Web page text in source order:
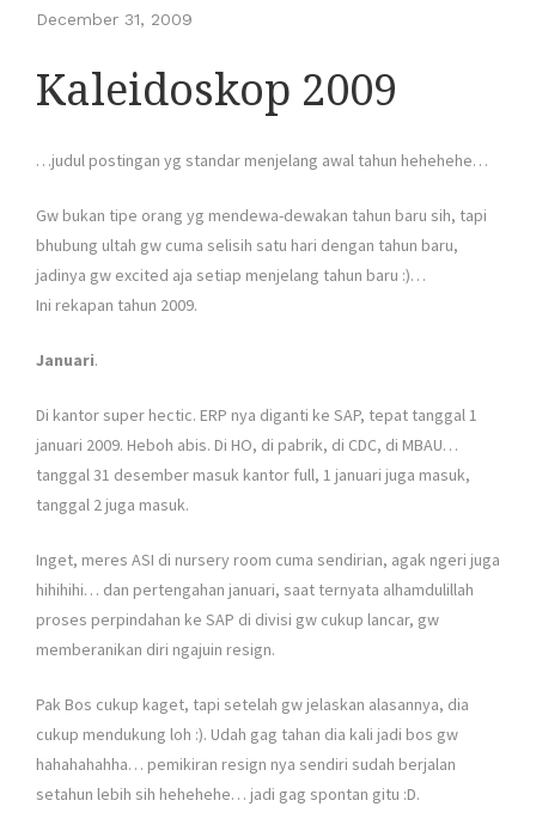
December 31, 2009
Kaleidoskop 2009
…judul postingan yg standar menjelang awal tahun hehehehe…
Gw bukan tipe orang yg mendewa-dewakan tahun baru sih, tapi
bhubung ultah gw cuma selisih satu hari dengan tahun baru,
jadinya gw excited aja setiap menjelang tahun baru :)…
Ini rekapan tahun 2009.
Januari.
Di kantor super hectic. ERP nya diganti ke SAP, tepat tanggal 1
januari 2009. Heboh abis. Di HO, di pabrik, di CDC, di MBAU…
tanggal 31 desember masuk kantor full, 1 januari juga masuk,
tanggal 2 juga masuk.
Inget, meres ASI di nursery room cuma sendirian, agak ngeri juga
hihihihi… dan pertengahan januari, saat ternyata alhamdulillah
proses perpindahan ke SAP di divisi gw cukup lancar, gw
memberanikan diri ngajuin resign.
Pak Bos cukup kaget, tapi setelah gw jelaskan alasannya, dia
cukup mendukung loh :). Udah gag tahan dia kali jadi bos gw
hahahahahha… pemikiran resign nya sendiri sudah berjalan
setahun lebih sih hehehehe… jadi gag spontan gitu :D.